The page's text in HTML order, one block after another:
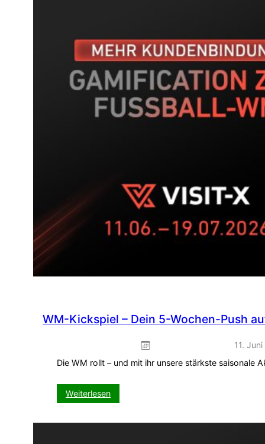
WM-Kickspiel – Dein 5-Wochen-Push
11.
Die WM rollt – und mit ihr unsere stärkste saisonale
Weiterlesen:
WM-